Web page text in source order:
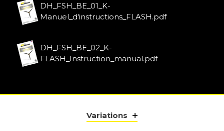
DH_FSH_BE_01_K-
Manuel_d'instructions_FLASH.pdf
DH_FSH_BE_02_K-
FLASH_Instruction_manual.pdf
Variations